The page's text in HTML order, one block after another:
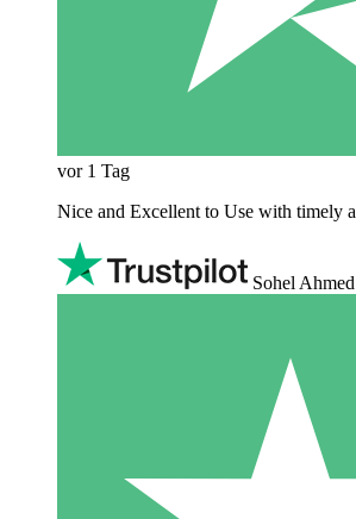
vor 1 Tag
Nice and Excellent to Use with timely
Sohel Ahmed